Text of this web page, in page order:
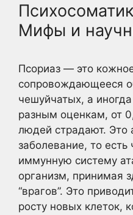
Мифы и
Псориаз — это
сопровождающееся
чешуйчатых, а
разным оценкам, от
людей страдают. Это
заболевание, то есть
иммунную систему
организм, принимая
“врагов”. Это
росту новых клеток,